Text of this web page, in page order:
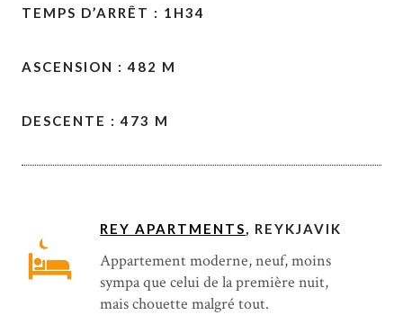
TEMPS D’ARRÊT : 1H34
ASCENSION : 482 M
DESCENTE : 473 M
REY APARTMENTS, REYKJAVIK
Appartement moderne, neuf, moins
sympa que celui de la première nuit,
mais chouette malgré tout.